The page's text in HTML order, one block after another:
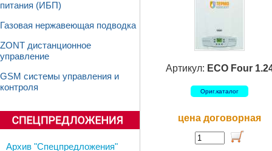
питания (ИБП)
Газовая нержавеющая подводка
ZONT дистанционное
управление
GSM системы управления и
контроля
Архив "Спецпредложения"
Артикул: ECO Four
Ориг.каталог
цена договорная